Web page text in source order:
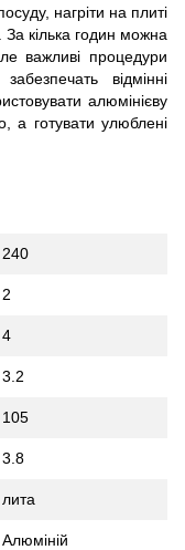
нагріти на плиті
За кілька годин можна
важливі процедури
відмінні
алюмінієву
а готувати улюблені
240
2
4
3.2
105
3.8
лита
Алюміній